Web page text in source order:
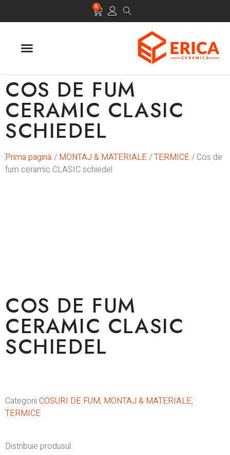
0
COS DE FUM
CERAMIC CLASIC
SCHIEDEL
Prima pagină / MONTAJ & MATERIALE /TERMICE / Cos de
fum ceramic CLASIC schiedel
COS DE FUM
CERAMIC CLASIC
SCHIEDEL
Categorii COSURI DE FUM, MONTAJ & MATERIALE,
TERMICE
Distribuie produsul: